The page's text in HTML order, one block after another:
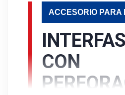
ACCESORIO PARA
CON